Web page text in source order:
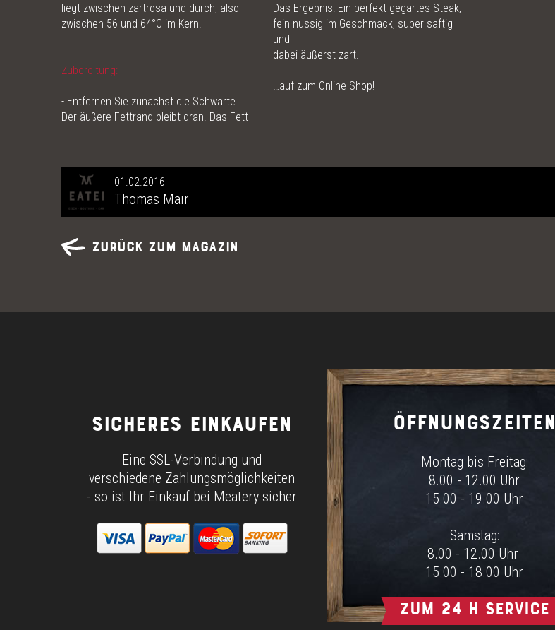
liegt zwischen zartrosa und durch, also
zwischen 56 und 64°C im Kern.
Zubereitung:
- Entfernen Sie zunächst die Schwarte.
Der äußere Fettrand bleibt dran. Das Fett
Das Ergebnis: Ein perfekt gegartes Steak,
fein nussig im Geschmack, super saftig
und
dabei äußerst zart.
…auf zum Online Shop!
01.02.2016
Thomas Mair
Zurück zum Magazin
SICHERES EINKAUFEN
Eine SSL-Verbindung und
verschiedene Zahlungsmöglichkeiten
- so ist Ihr Einkauf bei Meatery sicher
ÖFFNUNGSZEITEN
Montag bis Freitag:
8.00 - 12.00 Uhr
15.00 - 19.00 Uhr
Samstag:
8.00 - 12.00 Uhr
15.00 - 18.00 Uhr
Zum 24 h Service